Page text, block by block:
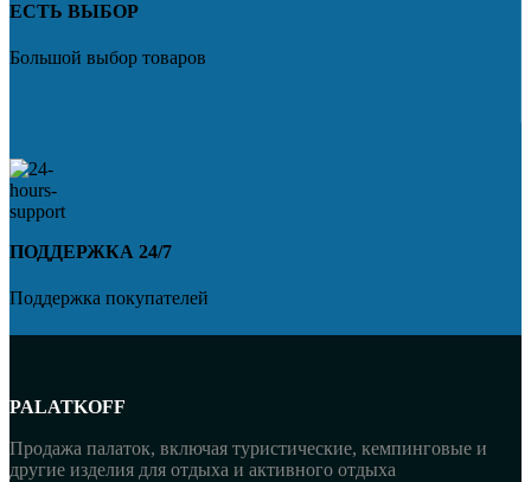
ЕСТЬ ВЫБОР
Большой выбор товаров
ПОДДЕРЖКА 24/7
Поддержка покупателей
PALATKOFF
Продажа палаток, включая туристические, кемпинговые и
другие изделия для отдыха и активного отдыха